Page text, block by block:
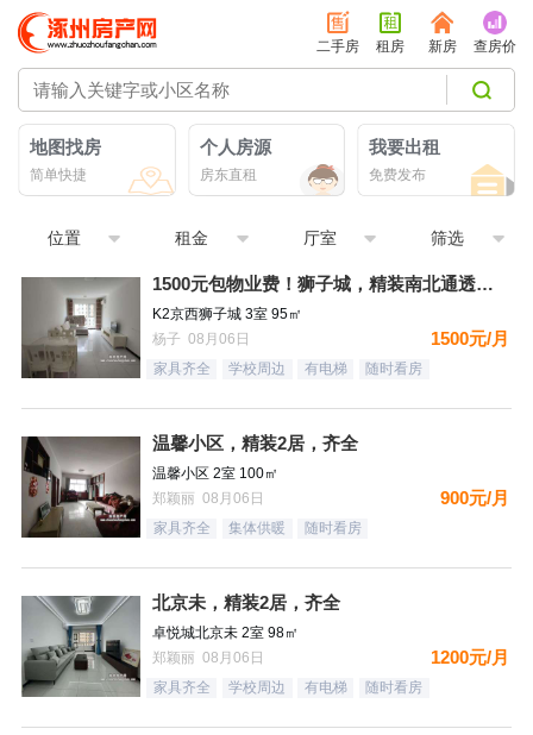
二手房 租房 新房 查房价
地图找房
简单快捷
个人房源
房东直租
我要出租
免费发布
位置 租金 厅室 筛选
1500元包物业费！狮子城，精装南北通透大三居，家具家电齐全
K2京西狮子城 3室 95㎡
杨子 08月06日
1500元/月
家具齐全 学校周边 有电梯 随时看房
温馨小区，精装2居，齐全
温馨小区 2室 100㎡
郑颖丽 08月06日
900元/月
家具齐全 集体供暖 随时看房
北京未，精装2居，齐全
卓悦城北京未 2室 98㎡
郑颖丽 08月06日
1200元/月
家具齐全 学校周边 有电梯 随时看房